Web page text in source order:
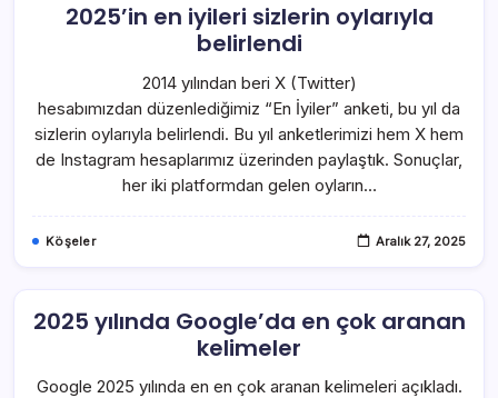
2025’in en iyileri sizlerin oylarıyla
belirlendi
2014 yılından beri X (Twitter)
hesabımızdan düzenlediğimiz “En İyiler” anketi, bu yıl da
sizlerin oylarıyla belirlendi. Bu yıl anketlerimizi hem X hem
de Instagram hesaplarımız üzerinden paylaştık. Sonuçlar,
her iki platformdan gelen oyların…
Köşeler Aralık 27, 2025
2025 yılında Google’da en çok aranan
kelimeler
Google 2025 yılında en en çok aranan kelimeleri açıkladı.